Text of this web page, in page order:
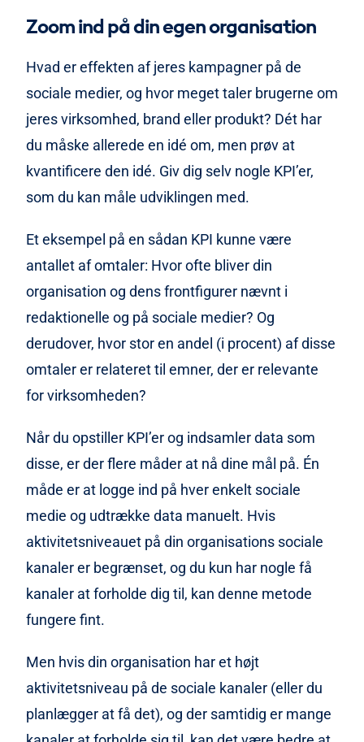
rapporteringen peger på noget, I kan handle på
først.
Læs mere hvis du vil vide mere om hvilke KPI’er der
faktisk forbedrer performance på sociale medier.
Zoom ind på din egen organisation
Hvad er effekten af jeres kampagner på de
sociale medier, og hvor meget taler brugerne om
jeres virksomhed, brand eller produkt? Dét har
du måske allerede en idé om, men prøv at
kvantificere den idé. Giv dig selv nogle KPI’er,
som du kan måle udviklingen med.
Et eksempel på en sådan KPI kunne være
antallet af omtaler: Hvor ofte bliver din
organisation og dens frontfigurer nævnt i
redaktionelle og på sociale medier? Og
derudover, hvor stor en andel (i procent) af disse
omtaler er relateret til emner, der er relevante
for virksomheden?
Når du opstiller KPI’er og indsamler data som
disse, er der flere måder at nå dine mål på. Én
måde er at logge ind på hver enkelt sociale
medie og udtrække data manuelt. Hvis
aktivitetsniveauet på din organisations sociale
kanaler er begrænset, og du kun har nogle få
kanaler at forholde dig til, kan denne metode
fungere fint.
Men hvis din organisation har et højt
aktivitetsniveau på de sociale kanaler (eller du
planlægger at få det), og der samtidig er mange